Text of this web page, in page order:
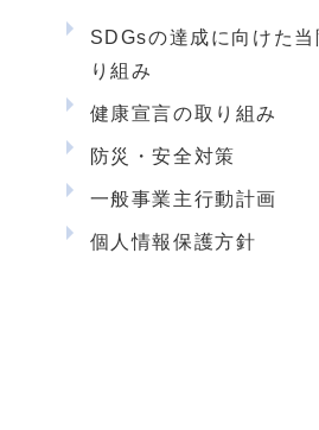
SDGsの達成に向けた
り組み
健康宣言の取り組み
防災・安全対策
一般事業主行動計画
個人情報保護方針